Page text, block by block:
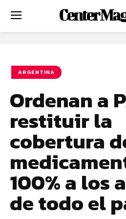
Center
ARGENTINA
Ordenan a
restituir la
cobertura
100% a los
de todo el